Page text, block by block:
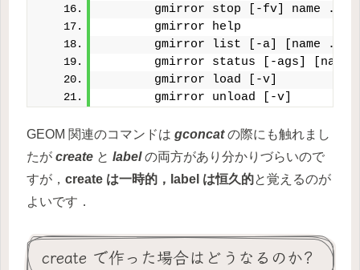
       gmirror stop [-fv] name ...
       gmirror help
       gmirror list [-a] [name ...]
gmirror status [-ags] [name
       gmirror load [-v]
       gmirror unload [-v]
GEOM 関連のコマンドは gconcatの際にも触れまし
たが create と labelの両方があり分かりづらいので
すが， create は一時的，label は恒久的と覚えるのが
よいです．
create で作った場合はどうなるのか?